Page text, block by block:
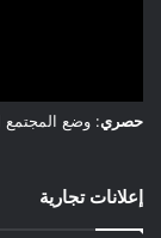
حصري: وضع المجتمع
إعلانات تجارية